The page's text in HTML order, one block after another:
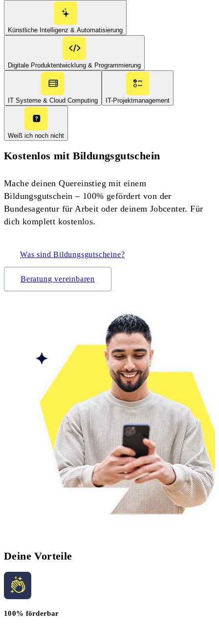
Künstliche Intelligenz & Automatisierung
Digitale Produktentwicklung & Programmierung
IT Systeme & Cloud Computing IT-Projektmanagement
Weiß ich noch nicht
Kostenlos mit Bildungsgutschein
Mache deinen Quereinstieg mit einem
Bildungsgutschein – 100% gefördert von der
Bundesagentur für Arbeit oder deinem Jobcenter. Für
dich komplett kostenlos.
Was sind Bildungsgutscheine?
Beratung vereinbaren
Deine Vorteile
100% förderbar